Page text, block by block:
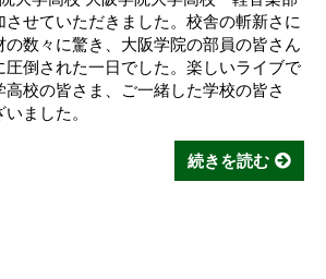
せていただきました。校舎の斬新さに
数々に驚き、大阪学院の部員の皆さん
圧倒された一日でした。楽しいライブで
高校の皆さま、ご一緒した学校の皆さ
ました。
続きを読む